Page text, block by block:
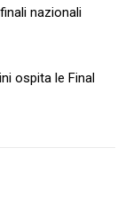
nazionali
ospita le Final